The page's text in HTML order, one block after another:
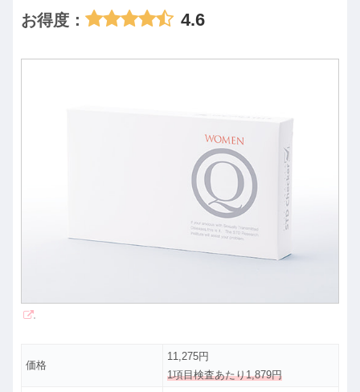
お得度：
4.6
価格
11,275円
1項目検査あたり1,879円